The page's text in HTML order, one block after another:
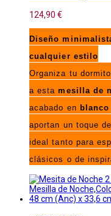
124,90 €
Diseño
cualquier estilo
Organiza tu
a estamesilla de
acabado en
aportan un toque
ideal tanto para
clásicos o de